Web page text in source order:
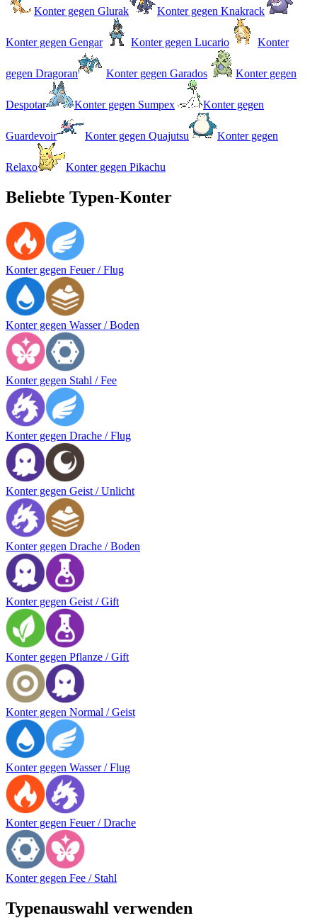
Konter gegen Glurak Konter gegen Knakrack
Konter gegen Gengar Konter gegen Lucario Konter
gegen Dragoran Konter gegen Garados Konter gegen
Despotar Konter gegen Sumpex Konter gegen
Guardevoir Konter gegen Quajutsu Konter gegen
Relaxo Konter gegen Pikachu
Beliebte Typen-Konter
Konter gegen Feuer / Flug
Konter gegen Wasser / Boden
Konter gegen Stahl / Fee
Konter gegen Drache / Flug
Konter gegen Geist / Unlicht
Konter gegen Drache / Boden
Konter gegen Geist / Gift
Konter gegen Pflanze / Gift
Konter gegen Normal / Geist
Konter gegen Wasser / Flug
Konter gegen Feuer / Drache
Konter gegen Fee / Stahl
Typenauswahl verwenden